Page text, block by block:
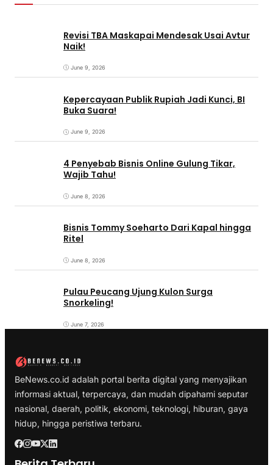
Revisi TBA Maskapai Mendesak Usai Avtur
Naik!
June 9, 2026
Kepercayaan Publik Rupiah Jadi Kunci, BI
Buka Suara!
June 9, 2026
4 Penyebab Bisnis Online Gulung Tikar,
Wajib Tahu!
June 8, 2026
Bisnis Tommy Soeharto Dari Kapal hingga
Ritel
June 8, 2026
Pulau Peucang Ujung Kulon Surga
Snorkeling!
June 7, 2026
BeNews.co.id adalah portal berita digital yang menyajikan
informasi aktual, terpercaya, dan mudah dipahami seputar
nasional, daerah, politik, ekonomi, teknologi, hiburan, gaya
hidup, hingga peristiwa terbaru.